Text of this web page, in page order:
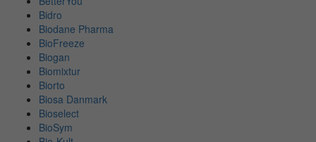
Bidro
Biodane Pharma
BioFreeze
Biogan
Biomixtur
Biorto
Biosa Danmark
Bioselect
BioSym